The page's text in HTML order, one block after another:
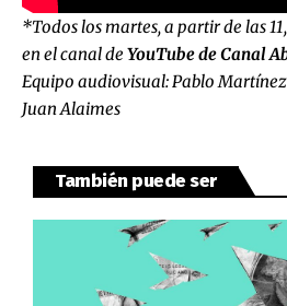
*Todos los martes, a partir de las
en el canal de YouTube de Canal
Equipo audiovisual: Pablo
Juan Alaimes
También puede ser